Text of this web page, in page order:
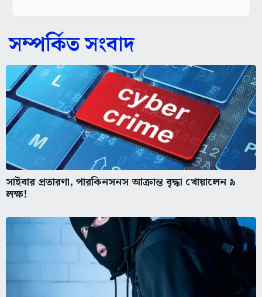
সম্পর্কিত সংবাদ
সাইবার প্রতারণা, পারকিনসনস আক্রান্ত বৃদ্ধা খোয়ালেন ৯
লক্ষ!